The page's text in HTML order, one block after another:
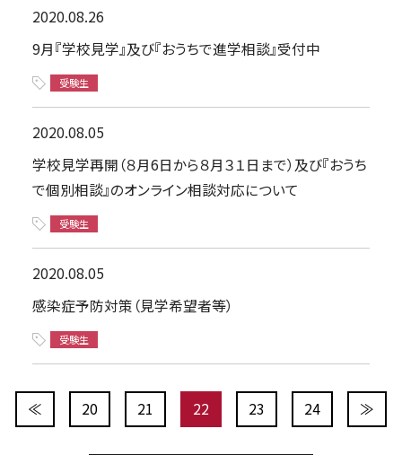
2020.08.26
9月『学校見学』及び『おうちで進学相談』受付中
受験生
2020.08.05
学校見学再開（８月6日から８月３１日まで）及び『おうち
で個別相談』のオンライン相談対応について
受験生
2020.08.05
感染症予防対策（見学希望者等）
受験生
≪ 20 21 22 23 24 ≫